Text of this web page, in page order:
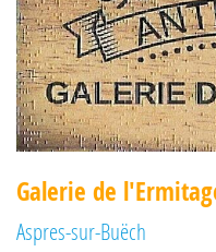
Galerie de
Aspres-sur-Buëch